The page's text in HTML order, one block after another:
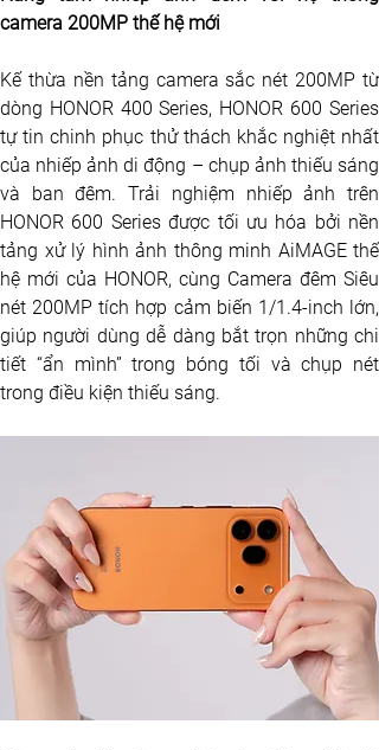
camera 200MP thế hệ mới
Kế thừa nền tảng camera sắc nét 200MP từ
dòng HONOR 400 Series, HONOR 600 Series
tự tin chinh phục thử thách khắc nghiệt nhất
của nhiếp ảnh di động – chụp ảnh thiếu sáng
và ban đêm. Trải nghiệm nhiếp ảnh trên
HONOR 600 Series được tối ưu hóa bởi nền
tảng xử lý hình ảnh thông minh AiMAGE thế
hệ mới của HONOR, cùng Camera đêm Siêu
nét 200MP tích hợp cảm biến 1/1.4-inch lớn,
giúp người dùng dễ dàng bắt trọn những chi
tiết “ẩn mình” trong bóng tối và chụp nét
trong điều kiện thiếu sáng.